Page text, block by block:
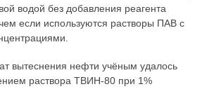
водой без добавления реагента
если используются растворы ПАВ с
вытеснения нефти учёным удалось
раствора ТВИН-80 при 1%